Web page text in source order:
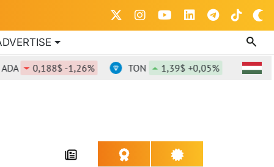
0,188$ -1,26% TON 1,39$ +0,05% DOT